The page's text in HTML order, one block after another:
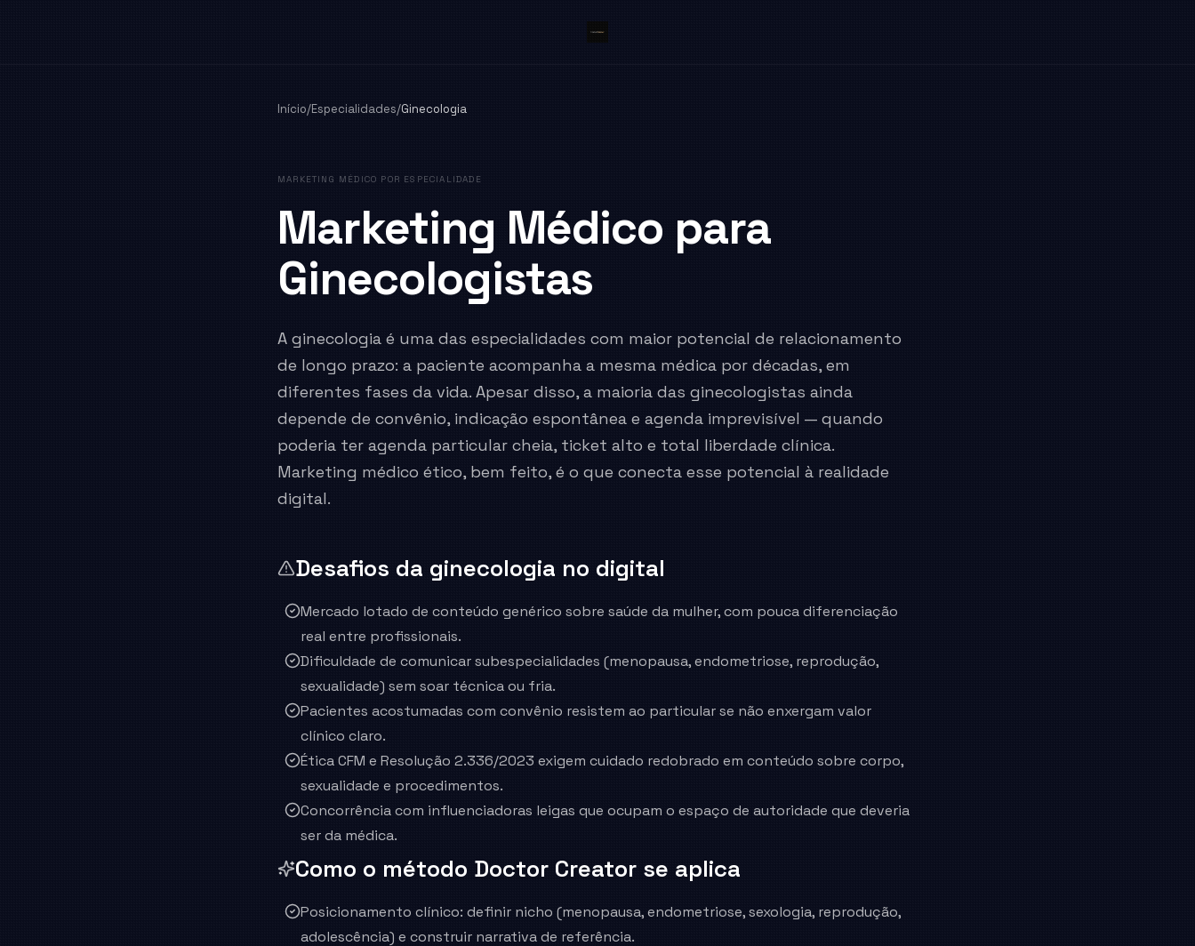
Início/Especialidades/Ginecologia
MARKETING MÉDICO POR ESPECIALIDADE
Marketing Médico para
Ginecologistas
A ginecologia é uma das especialidades com maior potencial de relacionamento
de longo prazo: a paciente acompanha a mesma médica por décadas, em
diferentes fases da vida. Apesar disso, a maioria das ginecologistas ainda
depende de convênio, indicação espontânea e agenda imprevisível — quando
poderia ter agenda particular cheia, ticket alto e total liberdade clínica.
Marketing médico ético, bem feito, é o que conecta esse potencial à realidade
digital.
Desafios da ginecologia no digital
Mercado lotado de conteúdo genérico sobre saúde da mulher, com pouca diferenciação
real entre profissionais.
Dificuldade de comunicar subespecialidades (menopausa, endometriose, reprodução,
sexualidade) sem soar técnica ou fria.
Pacientes acostumadas com convênio resistem ao particular se não enxergam valor
clínico claro.
Ética CFM e Resolução 2.336/2023 exigem cuidado redobrado em conteúdo sobre corpo,
sexualidade e procedimentos.
Concorrência com influenciadoras leigas que ocupam o espaço de autoridade que deveria
ser da médica.
Como o método Doctor Creator se aplica
Posicionamento clínico: definir nicho (menopausa, endometriose, sexologia, reprodução,
adolescência) e construir narrativa de referência.